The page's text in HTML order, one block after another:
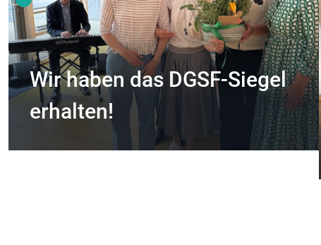
Wir haben das DGSF-Siegel
erhalten!